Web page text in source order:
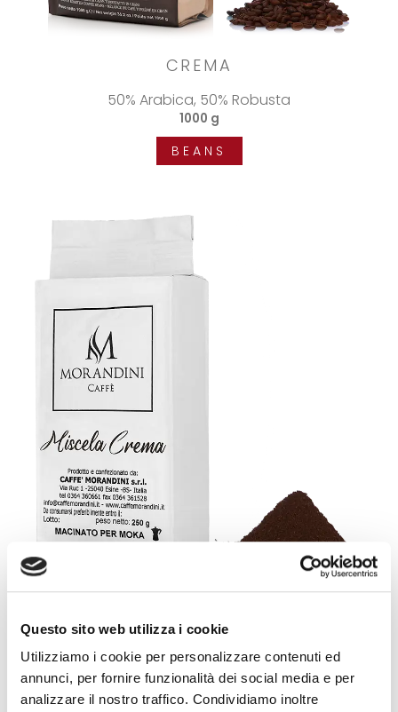
Questo sito web utilizza i cookie
Utilizziamo i cookie per personalizzare contenuti ed
annunci, per fornire funzionalità dei social media e per
analizzare il nostro traffico. Condividiamo inoltre
CREMA
50% Arabica, 50% Robusta
1000 g
BEANS
CREMA
50% Arabica, 50% Robusta
250 g
GROUND COFFEE